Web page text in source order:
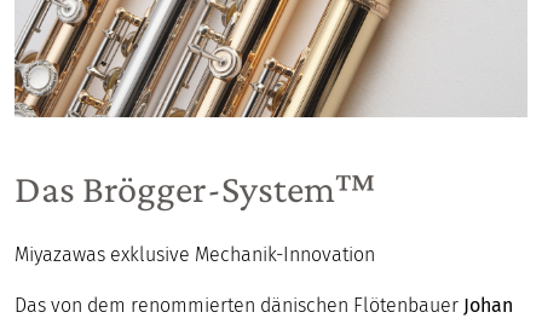
Das Brögger-System™
Miyazawas exklusive Mechanik-Innovation
Das von dem renommierten dänischen Flötenbauer Johan